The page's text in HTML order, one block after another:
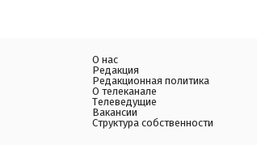
О нас
Редакция
Редакционная политика
О телеканале
Телеведущие
Вакансии
Структура собственности